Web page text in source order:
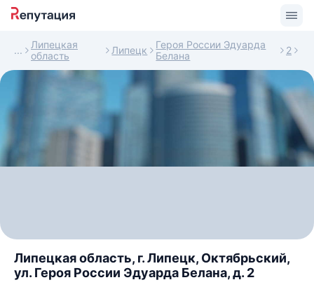
Липецкая
область
Липецк
Героя России Эдуарда
Белана
2
Липецкая область, г. Липецк, Октябрьский,
ул. Героя России Эдуарда Белана, д. 2